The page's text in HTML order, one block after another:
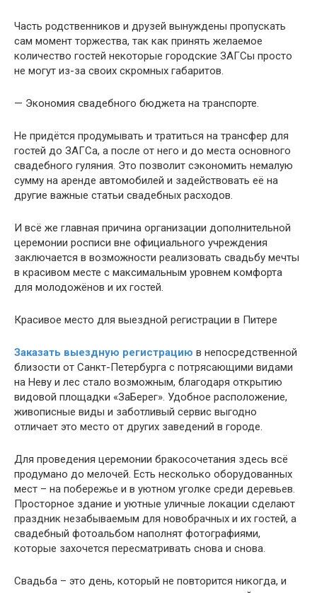
Часть родственников и друзей вынуждены пропускать
сам момент торжества, так как принять желаемое
количество гостей некоторые городские ЗАГСы просто
не могут из-за своих скромных габаритов.
— Экономия свадебного бюджета на транспорте.
Не придётся продумывать и тратиться на трансфер для
гостей до ЗАГСа, а после от него и до места основного
свадебного гуляния. Это позволит сэкономить немалую
сумму на аренде автомобилей и задействовать её на
другие важные статьи свадебных расходов.
И всё же главная причина организации дополнительной
церемонии росписи вне официального учреждения
заключается в возможности реализовать свадьбу мечты
в красивом месте с максимальным уровнем комфорта
для молодожёнов и их гостей.
Красивое место для выездной регистрации в Питере
Заказать выездную регистрацию в непосредственной
близости от Санкт-Петербурга с потрясающими видами
на Неву и лес стало возможным, благодаря открытию
видовой площадки «ЗаБерег». Удобное расположение,
живописные виды и заботливый сервис выгодно
отличает это место от других заведений в городе.
Для проведения церемонии бракосочетания здесь всё
продумано до мелочей. Есть несколько оборудованных
мест – на побережье и в уютном уголке среди деревьев.
Просторное здание и уютные уличные локации сделают
праздник незабываемым для новобрачных и их гостей, а
свадебный фотоальбом наполнят фотографиями,
которые захочется пересматривать снова и снова.
Свадьба – это день, который не повторится никогда, и